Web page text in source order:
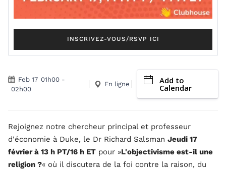
INSCRIVEZ-VOUS/RSVP ICI
Feb 17 01h00 -
02h00
En ligne Add to
Calendar
Rejoignez notre chercheur principal et professeur
d'économie à Duke, le Dr Richard Salsman Jeudi 17
février à 13 h PT/16 h ET pour »L'objectivisme est-il une
religion ?« où il discutera de la foi contre la raison, du